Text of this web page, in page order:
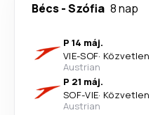
Bécs-Szófia 8 nap
P 14 máj.
VIE-SOF· Közvetlen
Austrian
P 21 máj.
SOF-VIE· Közvetlen
Austrian